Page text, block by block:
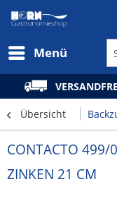
Menü
Übersicht
CONTACTO 499/
ZINKEN 21 CM